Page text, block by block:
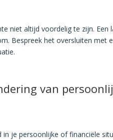
niet altijd voordelig te zijn. Een
Bespreek het oversluiten met
van
je persoonlijke of financiële